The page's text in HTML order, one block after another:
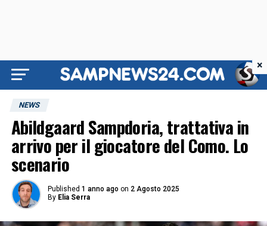
NEWS
Abildgaard Sampdoria, trattativa in
arrivo per il giocatore del Como. Lo
scenario
Published 1 anno ago on 2 Agosto 2025
By Elia Serra
×